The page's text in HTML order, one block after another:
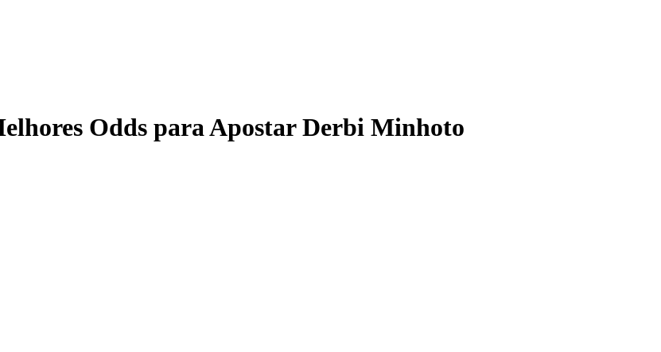
Odds para Apostar Derbi Minhoto